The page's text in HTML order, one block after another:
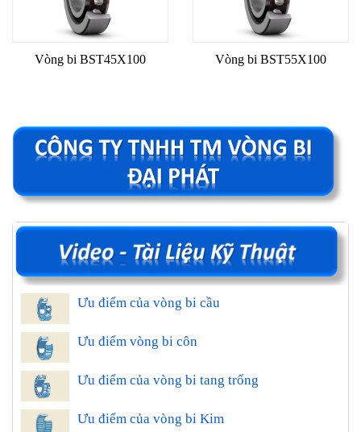
Vòng bi BST45X100 Vòng bi BST55X100
Ưu điểm của vòng bi cầu
Ưu điểm vòng bi côn
Ưu điểm của vòng bi tang trống
Ưu điểm của vòng bi Kim